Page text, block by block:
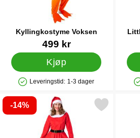
Kyllingkostyme Voksen
Varenummer 83766
499 kr
Kjøp
Produkttilgjengelighet: På lager
Leveringstid: 1-3 dager
-14%
deluxe Velour Mrs Santa Claus